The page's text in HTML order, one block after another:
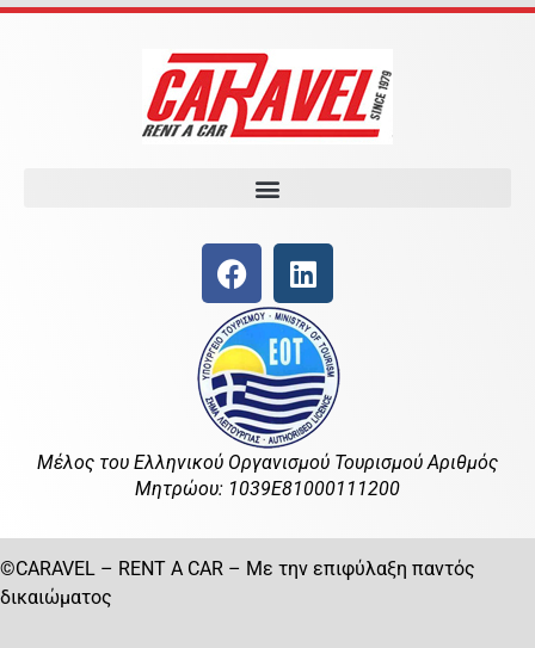
Μέλος του Ελληνικού Οργανισμού Τουρισμού Αριθμός
Μητρώου: 1039E81000111200
©CARAVEL – RENT A CAR – Με την επιφύλαξη παντός
δικαιώματος